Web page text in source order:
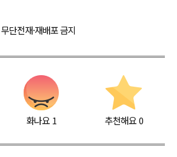
단전재·재배포 금지
화나요 1 추천해요 0